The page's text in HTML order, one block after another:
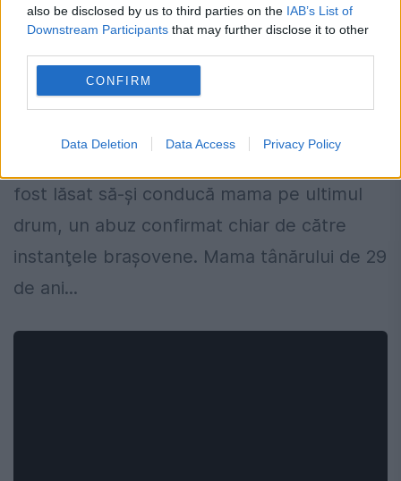
also be disclosed by us to third parties on the IAB’s List of
Downstream Participants that may further disclose it to other
CONFIRM
Data Deletion Data Access Privacy Policy
Un deținut brașovean merge la CEDO
din cauza unei înmormântări
fost lăsat să-şi conducă mama pe ultimul
drum, un abuz confirmat chiar de către
instanţele braşovene. Mama tânărului de 29
de ani...